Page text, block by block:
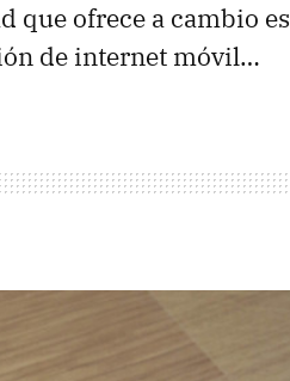
que ofrece a cambio es
de internet móvil…